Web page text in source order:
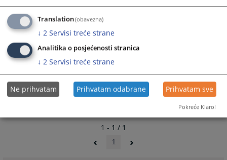
1 - 1 / 1
1
Translation(obavezna)
↓ 2 Servisi treće strane
Analitika o posjećenosti stranica
↓ 2 Servisi treće strane
Ne prihvatam Prihvatam odabrane Prihvatam sve
Pokreće Klaro!